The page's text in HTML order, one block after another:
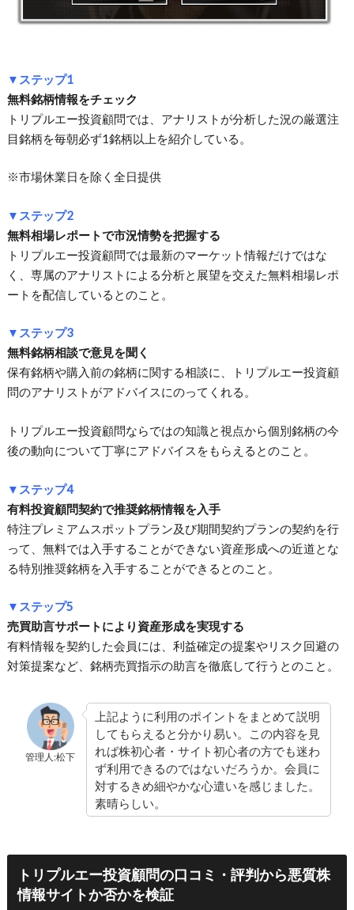
▼ステップ1
無料銘柄情報をチェック
トリプルエー投資顧問では、アナリストが分析した況の厳選注
目銘柄を毎朝必ず1銘柄以上を紹介している。
※市場休業日を除く全日提供
▼ステップ2
無料相場レポートで市況情勢を把握する
トリプルエー投資顧問では最新のマーケット情報だけではな
く、専属のアナリストによる分析と展望を交えた無料相場レポ
ートを配信しているとのこと。
▼ステップ3
無料銘柄相談で意見を聞く
保有銘柄や購入前の銘柄に関する相談に、トリプルエー投資顧
問のアナリストがアドバイスにのってくれる。
トリプルエー投資顧問ならではの知識と視点から個別銘柄の今
後の動向について丁寧にアドバイスをもらえるとのこと。
▼ステップ4
有料投資顧問契約で推奨銘柄情報を入手
特注プレミアムスポットプラン及び期間契約プランの契約を行
って、無料では入手することができない資産形成への近道とな
る特別推奨銘柄を入手することができるとのこと。
▼ステップ5
売買助言サポートにより資産形成を実現する
有料情報を契約した会員には、利益確定の提案やリスク回避の
対策提案など、銘柄売買指示の助言を徹底して行うとのこと。
管理人:松下
上記ように利用のポイントをまとめて説明
してもらえると分かり易い。この内容を見
れば株初心者・サイト初心者の方でも迷わ
ず利用できるのではないだろうか。会員に
対するきめ細やかな心遣いを感じました。
素晴らしい。
トリプルエー投資顧問の口コミ・評判から悪質株
情報サイトか否かを検証